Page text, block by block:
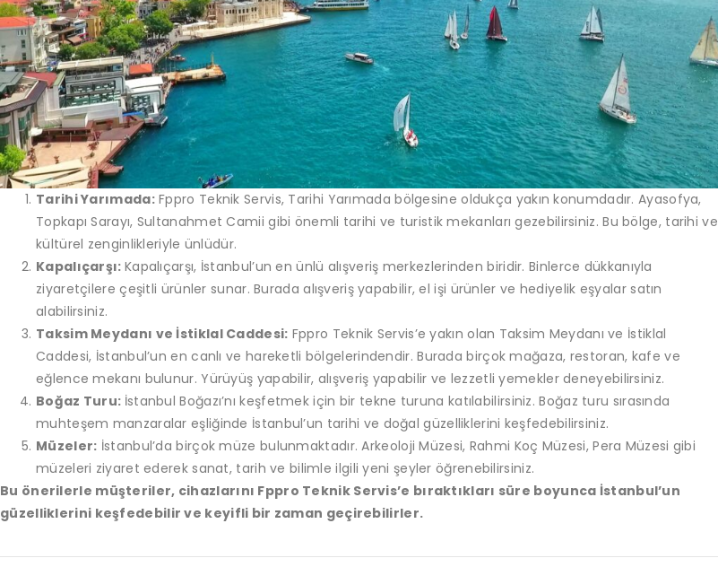
Tarihi Yarımada:Fppro Teknik Servis, Tarihi Yarımada bölgesine oldukça yakın konumdadır. Ayasofya,
Topkapı Sarayı, Sultanahmet Camii gibi önemli tarihi ve turistik mekanları gezebilirsiniz. Bu bölge, tarihi ve
kültürel zenginlikleriyle ünlüdür.
Kapalıçarşı: Kapalıçarşı, İstanbul’un en ünlü alışveriş merkezlerinden biridir. Binlerce dükkanıyla
ziyaretçilere çeşitli ürünler sunar. Burada alışveriş yapabilir, el işi ürünler ve hediyelik eşyalar satın
alabilirsiniz.
Taksim Meydanı ve İstiklal Caddesi: Fppro Teknik Servis’e yakın olan Taksim Meydanı ve İstiklal
Caddesi, İstanbul’un en canlı ve hareketli bölgelerindendir. Burada birçok mağaza, restoran, kafe ve
eğlence mekanı bulunur. Yürüyüş yapabilir, alışveriş yapabilir ve lezzetli yemekler deneyebilirsiniz.
Boğaz Turu: İstanbul Boğazı’nı keşfetmek için bir tekne turuna katılabilirsiniz. Boğaz turu sırasında
muhteşem manzaralar eşliğinde İstanbul’un tarihi ve doğal güzelliklerini keşfedebilirsiniz.
Müzeler: İstanbul’da birçok müze bulunmaktadır. Arkeoloji Müzesi, Rahmi Koç Müzesi, Pera Müzesi gibi
müzeleri ziyaret ederek sanat, tarih ve bilimle ilgili yeni şeyler öğrenebilirsiniz.
Bu önerilerle müşteriler, cihazlarını Fppro Teknik Servis’e bıraktıkları süre boyunca İstanbul’un
güzelliklerini keşfedebilir ve keyifli bir zaman geçirebilirler.